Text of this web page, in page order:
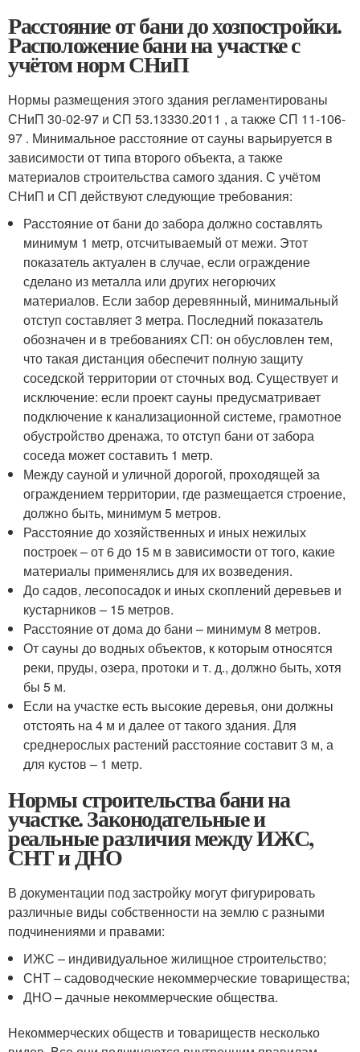
Расстояние от бани до хозпостройки.
Расположение бани на участке с
учётом норм СНиП
Нормы размещения этого здания регламентированы
СНиП 30-02-97 и СП 53.13330.2011 , а также СП 11-106-
97 . Минимальное расстояние от сауны варьируется в
зависимости от типа второго объекта, а также
материалов строительства самого здания. С учётом
СНиП и СП действуют следующие требования:
Расстояние от бани до забора должно составлять
минимум 1 метр, отсчитываемый от межи. Этот
показатель актуален в случае, если ограждение
сделано из металла или других негорючих
материалов. Если забор деревянный, минимальный
отступ составляет 3 метра. Последний показатель
обозначен и в требованиях СП: он обусловлен тем,
что такая дистанция обеспечит полную защиту
соседской территории от сточных вод. Существует и
исключение: если проект сауны предусматривает
подключение к канализационной системе, грамотное
обустройство дренажа, то отступ бани от забора
соседа может составить 1 метр.
Между сауной и уличной дорогой, проходящей за
ограждением территории, где размещается строение,
должно быть, минимум 5 метров.
Расстояние до хозяйственных и иных нежилых
построек – от 6 до 15 м в зависимости от того, какие
материалы применялись для их возведения.
До садов, лесопосадок и иных скоплений деревьев и
кустарников – 15 метров.
Расстояние от дома до бани – минимум 8 метров.
От сауны до водных объектов, к которым относятся
реки, пруды, озера, протоки и т. д., должно быть, хотя
бы 5 м.
Если на участке есть высокие деревья, они должны
отстоять на 4 м и далее от такого здания. Для
среднерослых растений расстояние составит 3 м, а
для кустов – 1 метр.
Нормы строительства бани на
участке. Законодательные и
реальные различия между ИЖС,
СНТ и ДНО
В документации под застройку могут фигурировать
различные виды собственности на землю с разными
подчинениями и правами:
ИЖС – индивидуальное жилищное строительство;
СНТ – садоводческие некоммерческие товарищества;
ДНО – дачные некоммерческие общества.
Некоммерческих обществ и товариществ несколько